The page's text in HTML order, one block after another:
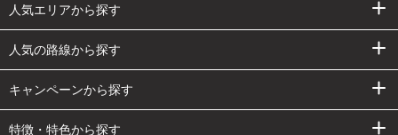
人気エリアから探す
人気の路線から探す
キャンペーンから探す
特徴・特色から探す